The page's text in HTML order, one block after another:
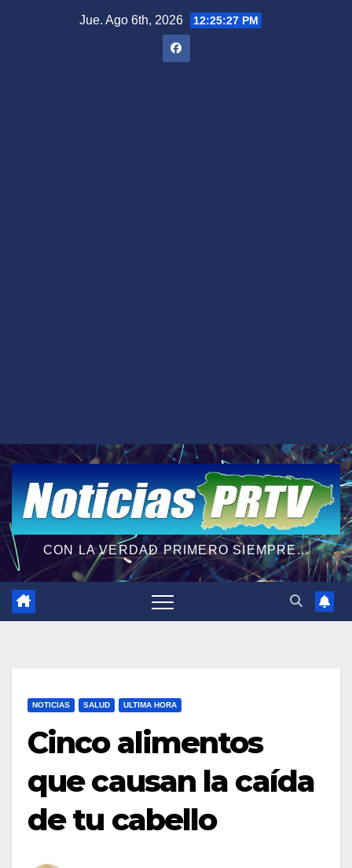
Jue. Ago 6th, 2026 12:25:28 PM
CON LA VERDAD PRIMERO SIEMPRE...
NOTICIAS SALUD ULTIMA HORA
Cinco alimentos
que causan la caída
de tu cabello